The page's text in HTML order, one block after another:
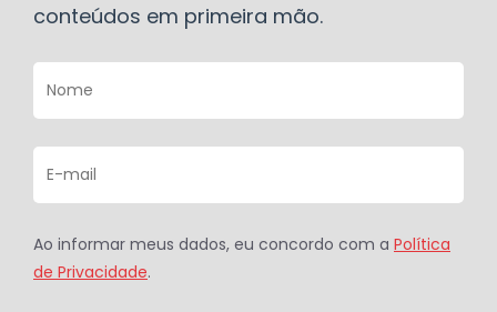
conteúdos em primeira mão.
Ao informar meus dados, eu concordo com a Política
de Privacidade.